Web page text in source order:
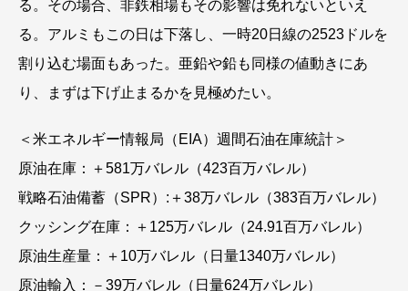
る。その場合、非鉄相場もその影響は免れないといえ
る。アルミもこの日は下落し、一時20日線の2523ドルを
割り込む場面もあった。亜鉛や鉛も同様の値動きにあ
り、まずは下げ止まるかを見極めたい。
＜米エネルギー情報局（EIA）週間石油在庫統計＞
原油在庫：＋581万バレル（423百万バレル）
戦略石油備蓄（SPR）:＋38万バレル（383百万バレル）
クッシング在庫：＋125万バレル（24.91百万バレル）
原油生産量：＋10万バレル（日量1340万バレル）
原油輸入：－39万バレル（日量624万バレル）